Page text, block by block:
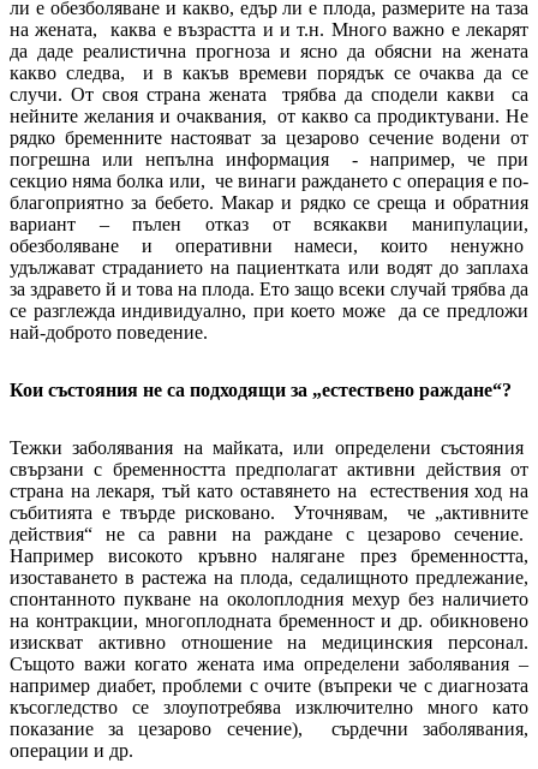
ли е обезболяване и какво, едър ли е плода, размерите на таза
на жената, каква е възрастта и и т.н. Много важно е лекарят
да даде реалистична прогноза и ясно да обясни на жената
какво следва, и в какъв времеви порядък се очаква да се
случи. От своя страна жената трябва да сподели какви са
нейните желания и очаквания, от какво са продиктувани. Не
рядко бременните настояват за цезарово сечение водени от
погрешна или непълна информация - например, че при
секцио няма болка или, че винаги раждането с операция е по-
благоприятно за бебето. Макар и рядко се среща и обратния
вариант – пълен отказ от всякакви манипулации,
обезболяване и оперативни намеси, които ненужно
удължават страданието на пациентката или водят до заплаха
за здравето й и това на плода. Ето защо всеки случай трябва да
се разглежда индивидуално, при което може да се предложи
най-доброто поведение.
Кои състояния не са подходящи за „естествено раждане“?
Тежки заболявания на майката, или определени състояния
свързани с бременността предполагат активни действия от
страна на лекаря, тъй като оставянето на естествения ход на
събитията е твърде рисковано. Уточнявам, че „активните
действия“ не са равни на раждане с цезарово сечение.
Например високото кръвно налягане през бременността,
изоставането в растежа на плода, седалищното предлежание,
спонтанното пукване на околоплодния мехур без наличието
на контракции, многоплодната бременност и др. обикновено
изискват активно отношение на медицинския персонал.
Същото важи когато жената има определени заболявания –
например диабет, проблеми с очите (въпреки че с диагнозата
късогледство се злоупотребява изключително много като
показание за цезарово сечение), сърдечни заболявания,
операции и др.